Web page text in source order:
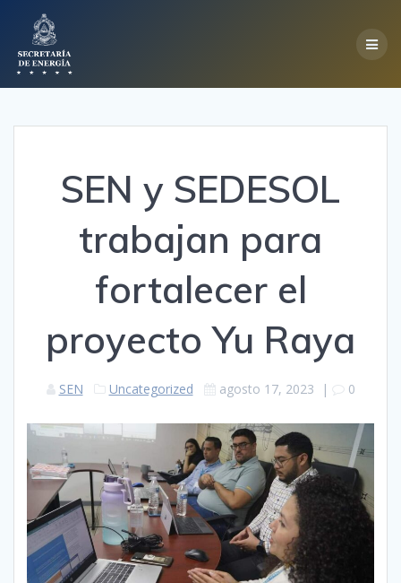
SEN y SEDESOL
trabajan para
fortalecer el
proyecto Yu Raya
SEN Uncategorized agosto 17, 2023 | 0